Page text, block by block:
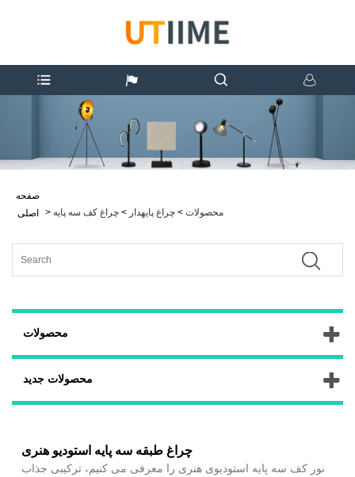
صفحه
اصلی
> محصولات > چراغ پایهدار > چراغ کف سه پایه
محصولات
محصولات جدید
چراغ طبقه سه پایه استودیو هنری
نور کف سه پایه استودیوی هنری را معرفی می کنیم، ترکیبی جذاب